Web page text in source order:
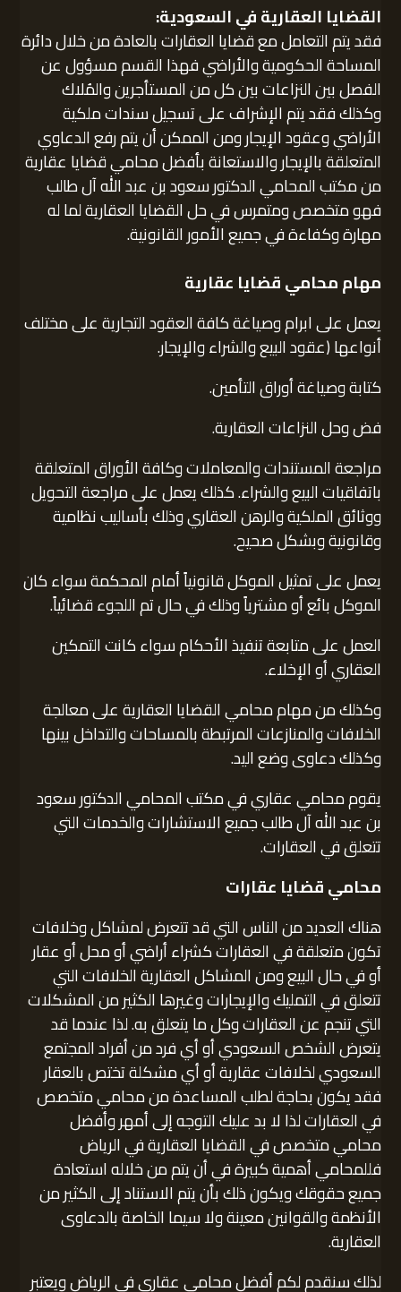
القضايا العقارية في السعودية:
فقد يتم التعامل مع قضايا العقارات بالعادة من خلال دائرة
المساحة الحكومية والأراضي فهذا القسم مسؤول عن
الفصل بين النزاعات بين كل من المستأجرين والمُلاك
وكذلك فقد يتم الإشراف على تسجيل سندات ملكية
الأراضي وعقود الإيجار ومن الممكن أن يتم رفع الدعاوي
المتعلقة بالإيجار والاستعانة بأفضل محامي قضايا عقارية
من مكتب المحامي الدكتور سعود بن عبد الله آل طالب
فهو متخصص ومتمرس في حل القضايا العقارية لما له
مهارة وكفاءة في جميع الأمور القانونية.
مهام محامي قضايا عقارية
يعمل على ابرام وصياغة كافة العقود التجارية على مختلف
أنواعها (عقود البيع والشراء والإيجار.
كتابة وصياغة أوراق التأمين.
فض وحل النزاعات العقارية.
مراجعة المستندات والمعاملات وكافة الأوراق المتعلقة
باتفاقيات البيع والشراء. كذلك يعمل على مراجعة التحويل
ووثائق الملكية والرهن العقاري وذلك بأساليب نظامية
وقانونية وبشكل صحيح.
يعمل على تمثيل الموكل قانونياً أمام المحكمة سواء كان
الموكل بائع أو مشترياً وذلك في حال تم اللجوء قضائياً.
العمل على متابعة تنفيذ الأحكام سواء كانت التمكين
العقاري أو الإخلاء.
وكذلك من مهام محامي القضايا العقارية على معالجة
الخلافات والمنازعات المرتبطة بالمساحات والتداخل بينها
وكذلك دعاوى وضع اليد.
يقوم محامي عقاري في مكتب المحامي الدكتور سعود
بن عبد الله آل طالب جميع الاستشارات والخدمات التي
تتعلق في العقارات.
محامي قضايا عقارات
هناك العديد من الناس التي قد تتعرض لمشاكل وخلافات
تكون متعلقة في العقارات كشراء أراضي أو محل أو عقار
أو في حال البيع ومن المشاكل العقارية الخلافات التي
تتعلق في التمليك والإيجارات وغيرها الكثير من المشكلات
التي تنجم عن العقارات وكل ما يتعلق به. لذا عندما قد
يتعرض الشخص السعودي أو أي فرد من أفراد المجتمع
السعودي لخلافات عقارية أو أي مشكلة تختص بالعقار
فقد يكون بحاجة لطلب المساعدة من محامي متخصص
في العقارات لذا لا بد عليك التوجه إلى أمهر وأفضل
محامي متخصص في القضايا العقارية في الرياض
فللمحامي أهمية كبيرة في أن يتم من خلاله استعادة
جميع حقوقك ويكون ذلك بأن يتم الاستناد إلى الكثير من
الأنظمة والقوانين معينة ولا سيما الخاصة بالدعاوى
العقارية.
لذلك سنقدم لكم أفضل محامي عقاري في الرياض ويعتبر